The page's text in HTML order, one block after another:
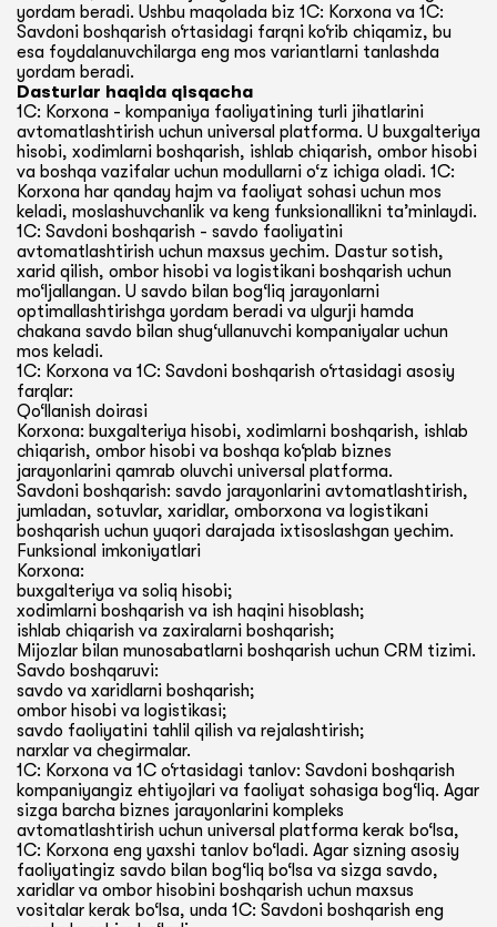
yordam beradi. Ushbu maqolada biz 1C: Korxona va 1C:
Savdoni boshqarish o‘rtasidagi farqni ko‘rib chiqamiz, bu
esa foydalanuvchilarga eng mos variantlarni tanlashda
yordam beradi.
Dasturlar haqida qisqacha
1C: Korxona - kompaniya faoliyatining turli jihatlarini
avtomatlashtirish uchun universal platforma. U buxgalteriya
hisobi, xodimlarni boshqarish, ishlab chiqarish, ombor hisobi
va boshqa vazifalar uchun modullarni o‘z ichiga oladi. 1C:
Korxona har qanday hajm va faoliyat sohasi uchun mos
keladi, moslashuvchanlik va keng funksionallikni ta’minlaydi.
1C: Savdoni boshqarish - savdo faoliyatini
avtomatlashtirish uchun maxsus yechim. Dastur sotish,
xarid qilish, ombor hisobi va logistikani boshqarish uchun
mo‘ljallangan. U savdo bilan bog‘liq jarayonlarni
optimallashtirishga yordam beradi va ulgurji hamda
chakana savdo bilan shug‘ullanuvchi kompaniyalar uchun
mos keladi.
1C: Korxona va 1C: Savdoni boshqarish o‘rtasidagi asosiy
farqlar:
Qo‘llanish doirasi
Korxona: buxgalteriya hisobi, xodimlarni boshqarish, ishlab
chiqarish, ombor hisobi va boshqa ko‘plab biznes
jarayonlarini qamrab oluvchi universal platforma.
Savdoni boshqarish: savdo jarayonlarini avtomatlashtirish,
jumladan, sotuvlar, xaridlar, omborxona va logistikani
boshqarish uchun yuqori darajada ixtisoslashgan yechim.
Funksional imkoniyatlari
Korxona:
buxgalteriya va soliq hisobi;
xodimlarni boshqarish va ish haqini hisoblash;
ishlab chiqarish va zaxiralarni boshqarish;
Mijozlar bilan munosabatlarni boshqarish uchun CRM tizimi.
Savdo boshqaruvi:
savdo va xaridlarni boshqarish;
ombor hisobi va logistikasi;
savdo faoliyatini tahlil qilish va rejalashtirish;
narxlar va chegirmalar.
1C: Korxona va 1C o‘rtasidagi tanlov: Savdoni boshqarish
kompaniyangiz ehtiyojlari va faoliyat sohasiga bog‘liq. Agar
sizga barcha biznes jarayonlarini kompleks
avtomatlashtirish uchun universal platforma kerak bo‘lsa,
1C: Korxona eng yaxshi tanlov bo‘ladi. Agar sizning asosiy
faoliyatingiz savdo bilan bog‘liq bo‘lsa va sizga savdo,
xaridlar va ombor hisobini boshqarish uchun maxsus
vositalar kerak bo‘lsa, unda 1C: Savdoni boshqarish eng